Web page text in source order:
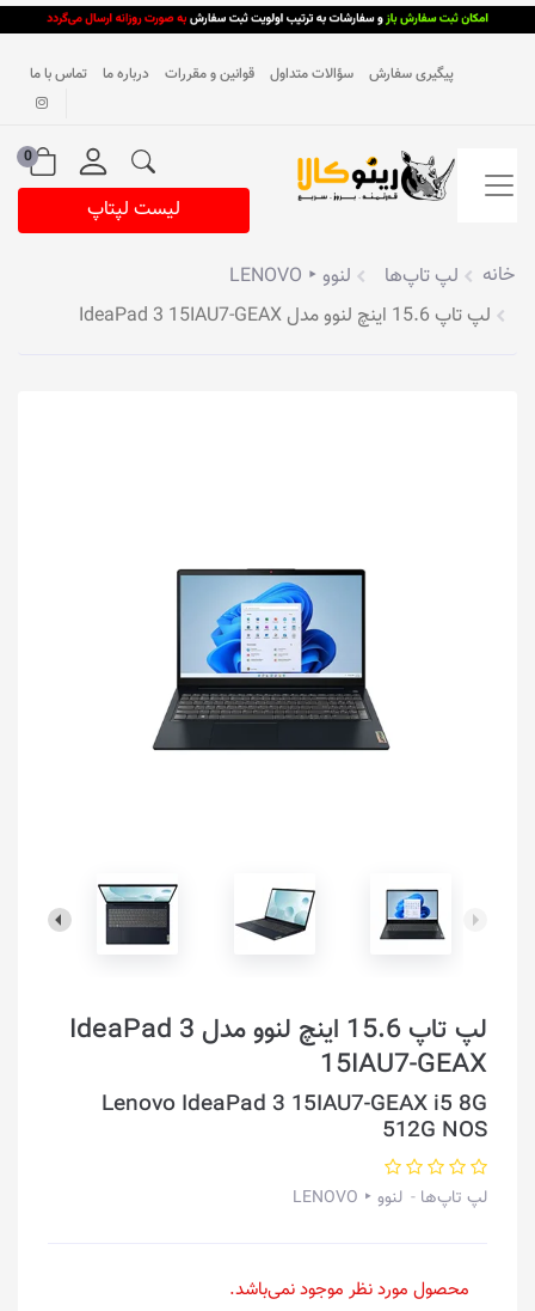
پیگیری سفارش سؤالات متداول قوانین و مقررات درباره ما تماس با ما
0
لیست لپتاپ
خانه لپ تاپ‌ها
لنوو ‣ LENOVO
لپ تاپ 15.6 اینچ لنوو مدل IdeaPad 3 15IAU7-GEAX
لپ تاپ 15.6 اینچ لنوو مدل IdeaPad 3
15IAU7-GEAX
Lenovo IdeaPad 3 15IAU7-GEAX i5 8G
512G NOS
لپ تاپ‌ها لنوو ‣ LENOVO
محصول مورد نظر موجود نمی‌باشد.